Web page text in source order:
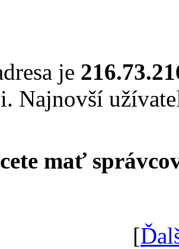
je
Najnovší
mať
[